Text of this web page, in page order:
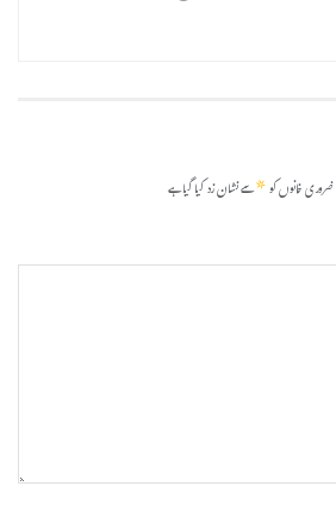
ضروری خانوں کو*سے نشان زد کیا گیا ہے